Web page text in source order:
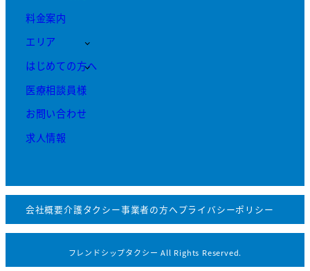
料金案内
エリア
はじめての方へ
医療相談員様
お問い合わせ
求人情報
会社概要介護タクシー事業者の方へプライバシーポリシー
フレンドシップタクシー All Rights Reserved.